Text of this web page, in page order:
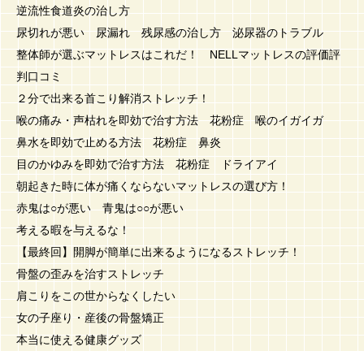
逆流性食道炎の治し方
尿切れが悪い 尿漏れ 残尿感の治し方 泌尿器のトラブル
整体師が選ぶマットレスはこれだ！ NELLマットレスの評価評
判口コミ
２分で出来る首こり解消ストレッチ！
喉の痛み・声枯れを即効で治す方法 花粉症 喉のイガイガ
鼻水を即効で止める方法 花粉症 鼻炎
目のかゆみを即効で治す方法 花粉症 ドライアイ
朝起きた時に体が痛くならないマットレスの選び方！
赤鬼は○が悪い 青鬼は○○が悪い
考える暇を与えるな！
【最終回】開脚が簡単に出来るようになるストレッチ！
骨盤の歪みを治すストレッチ
肩こりをこの世からなくしたい
女の子座り・産後の骨盤矯正
本当に使える健康グッズ